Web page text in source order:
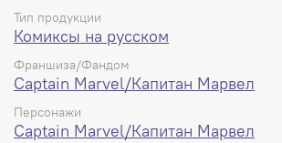
Тип продукции
Комиксы на русском
Франшиза/Фандом
Captain Marvel/Капитан Марвел
Персонажи
Captain Marvel/Капитан Марвел